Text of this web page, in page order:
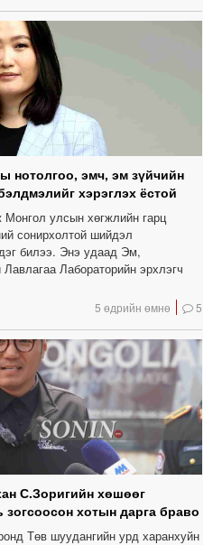
нотолгоо, эмч, эм зүйчийн
хэрэглэх ёстой
улсын хөгжлийн гарц
сонирхолтой шийдэл
билээ. Энэ удаад Эм,
Лабораторийн эрхлэгч
5 өдрийн өмнө 5
С.Зоригийн хөшөөг
зогсоосон хотын дарга браво
Төв шуудангийн урд харанхуйн